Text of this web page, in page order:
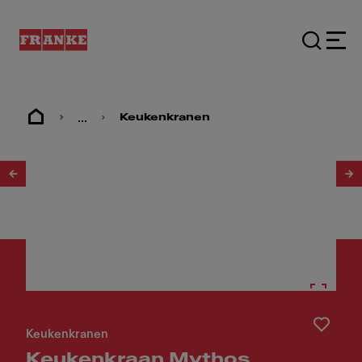
... Keukenkranen
Keukenkranen